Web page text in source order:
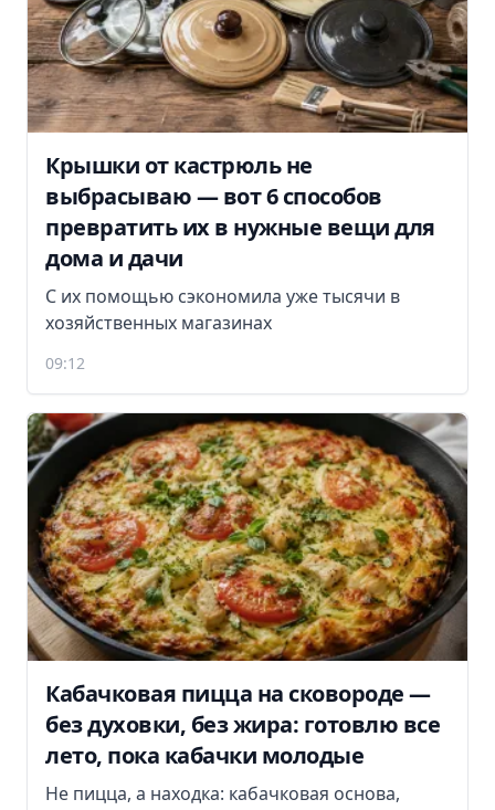
Крышки от кастрюль не
выбрасываю — вот 6 способов
превратить их в нужные вещи для
дома и дачи
С их помощью сэкономила уже тысячи в
хозяйственных магазинах
09:12
Кабачковая пицца на сковороде —
без духовки, без жира: готовлю все
лето, пока кабачки молодые
Не пицца, а находка: кабачковая основа,